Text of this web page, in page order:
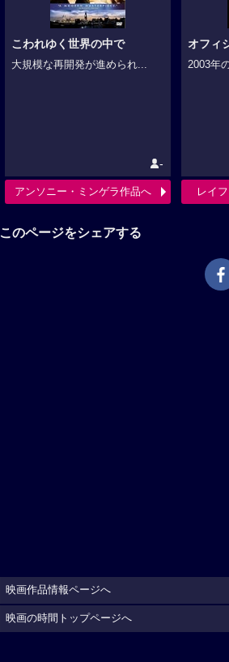
こわれゆく世界の中で
大規模な再開発が進められ...
-
アンソニー・ミンゲラ作品へ
オフィ
2003年
レイ
このページをシェアする
映画作品情報ページへ
映画の時間トップページへ